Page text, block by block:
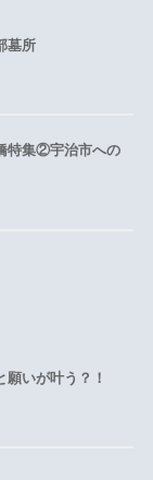
墓所
特集②宇治市への
いが叶う？！